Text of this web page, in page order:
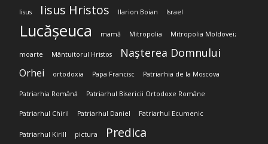
Iisus Iisus Hristos Ilarion Boian Israel
Lucășeuca mamă Mitropolia Mitropolia Moldovei;
moarte Mântuitorul Hristos Nașterea Domnului
Orhei ortodoxia Papa Francisc Patriarhia de la Moscova
Patriarhia Română Patriarhul Bisericii Ortodoxe Române
Patriarhul Chiril Patriarhul Daniel Patriarhul Ecumenic
Patriarhul Kirill pictura Predica